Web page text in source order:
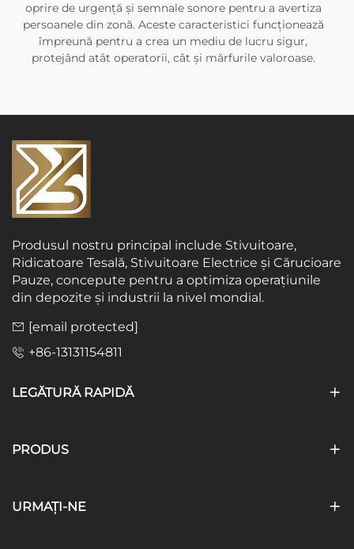
oprire de urgență și semnale sonore pentru a avertiza
persoanele din zonă. Aceste caracteristici funcționează
împreună pentru a crea un mediu de lucru sigur,
protejând atât operatorii, cât și mărfurile valoroase.
Produsul nostru principal include Stivuitoare,
Ridicatoare Tesală, Stivuitoare Electrice și Cărucioare
Pauze, concepute pentru a optimiza operațiunile
din depozite și industrii la nivel mondial.
[email protected]
+86-13131154811
LEGĂTURĂ RAPIDĂ
PRODUS
URMAȚI-NE